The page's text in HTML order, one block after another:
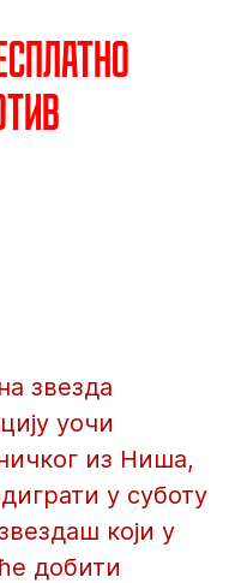
звезда
уочи
из Ниша,
у суботу
који у
добити